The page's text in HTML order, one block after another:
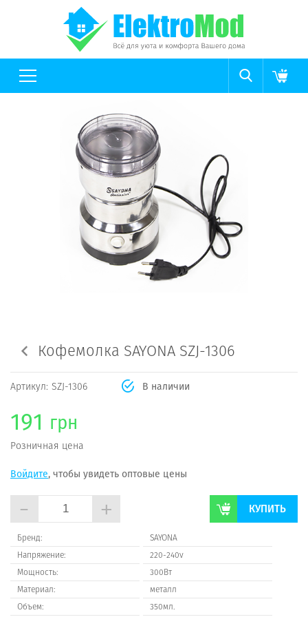
Кофемолка SAYONA SZJ-1306
Артикул: SZJ-1306 В наличии
191 грн
Розничная цена
Войдите, чтобы увидеть оптовые цены
- + КУПИТЬ
Бренд:
SAYONA
Напряжение:
220-240v
Мощность:
300Вт
Материал:
металл
Объем:
350мл.